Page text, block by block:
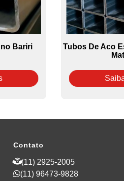
Bariri
Tubos De Aco
Contato
(11) 2925-2005
(11) 96473-9828